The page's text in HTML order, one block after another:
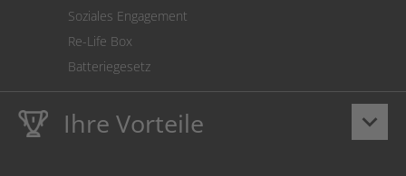
Soziales Engagement
Re-Life Box
Batteriegesetz
keyboard_arrow_down
Ihre Vorteile